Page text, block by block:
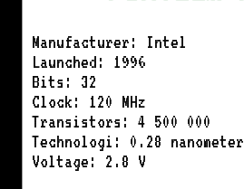
Manufacturer: Intel
Launched: 1996
Bits: 32
Clock: 120 MHz
Transistors: 4 500 000
Technologi: 0.28
Voltage: 2.8 V